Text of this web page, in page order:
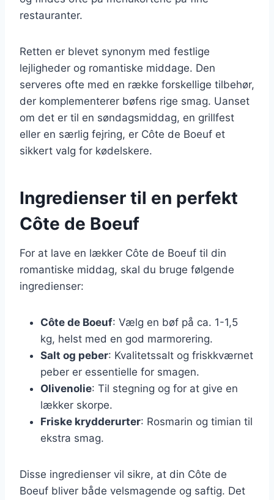
restauranter.
Retten er blevet synonym med festlige
lejligheder og romantiske middage. Den
serveres ofte med en række forskellige tilbehør,
der komplementerer bøfens rige smag. Uanset
om det er til en søndagsmiddag, en grillfest
eller en særlig fejring, er Côte de Boeuf et
sikkert valg for kødelskere.
Ingredienser til en perfekt
Côte de Boeuf
For at lave en lækker Côte de Boeuf til din
romantiske middag, skal du bruge følgende
ingredienser:
Côte de Boeuf: Vælg en bøf på ca. 1-1,5
kg, helst med en god marmorering.
Salt og peber: Kvalitetssalt og friskkværnet
peber er essentielle for smagen.
Olivenolie: Til stegning og for at give en
lækker skorpe.
Friske krydderurter: Rosmarin og timian til
ekstra smag.
Disse ingredienser vil sikre, at din Côte de
Boeuf bliver både velsmagende og saftig. Det